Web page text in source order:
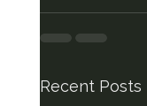
Recent Posts